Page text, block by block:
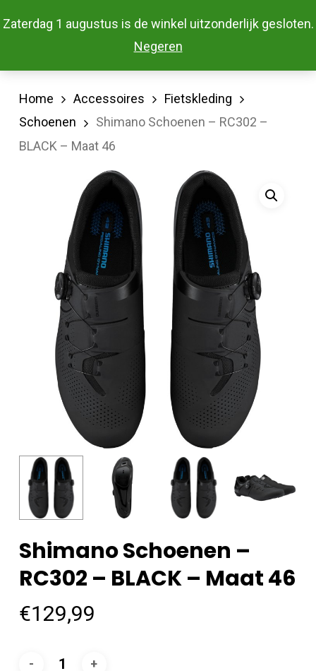
Zaterdag 1 augustus is de winkel uitzonderlijk gesloten.
Negeren
to
Menu
Home Accessoires
Fietskleding
Schoenen
Shimano Schoenen – RC302 –
BLACK – Maat 46
Shimano Schoenen –
RC302 – BLACK – Maat 46
€129,99
Menu